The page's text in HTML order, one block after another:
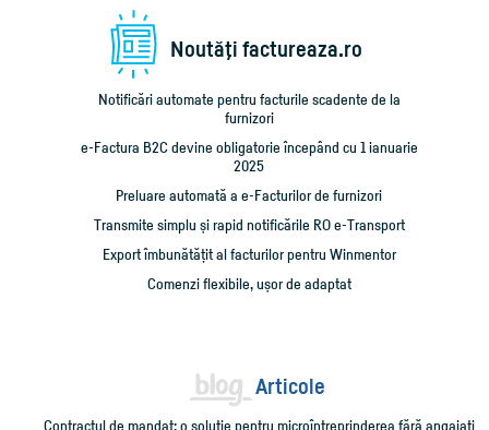
Noutăţi factureaza.ro
Notificări automate pentru facturile scadente de la
furnizori
e-Factura B2C devine obligatorie începând cu 1 ianuarie
2025
Preluare automată a e-Facturilor de furnizori
Transmite simplu și rapid notificările RO e-Transport
Export îmbunătățit al facturilor pentru Winmentor
Comenzi flexibile, ușor de adaptat
Articole
Contractul de mandat: o soluție pentru microîntreprinderea fără angajați